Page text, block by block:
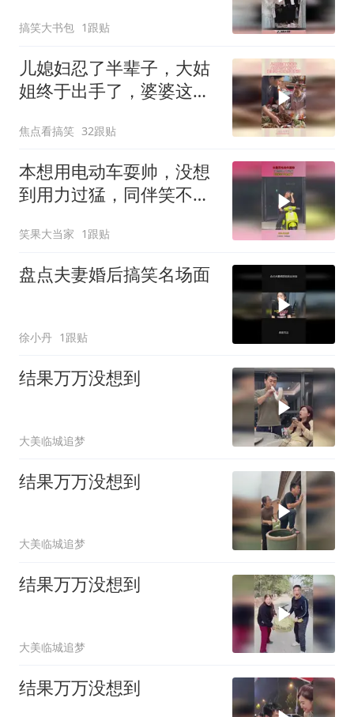
搞笑大书包 1跟贴
儿媳妇忍了半辈子，大姑
姐终于出手了，婆婆这一
焦点看搞笑 32跟贴
本想用电动车耍帅，没想
到用力过猛，同伴笑不出
笑果大当家 1跟贴
盘点夫妻婚后搞笑名场面
徐小丹 1跟贴
结果万万没想到
大美临城追梦
结果万万没想到
大美临城追梦
结果万万没想到
大美临城追梦
结果万万没想到